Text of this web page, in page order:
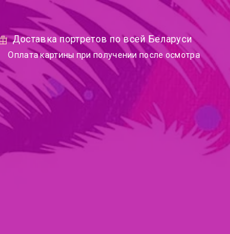
Доставка портретов по всей Беларуси
Оплата картины при получении после осмотра